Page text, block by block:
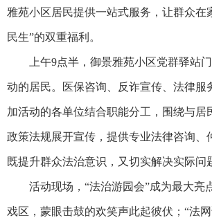
雅苑小区居民提供一站式服务，让群众在
民生”的双重福利。
上午9点半，御景雅苑小区党群驿站门
动的居民。医保咨询、反诈宣传、法律
加活动的各单位结合职能分工，围绕与居
政策法规展开宣传，提供专业法律咨询、
既提升群众法治意识，又切实解决实际问
活动现场，“法治游园会”成为最大亮
戏区，蒙眼击鼓的欢笑声此起彼伏；“法